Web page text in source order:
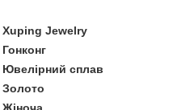
Xuping Jewelry
Гонконг
Ювелірний сплав
Золото
Жіноча